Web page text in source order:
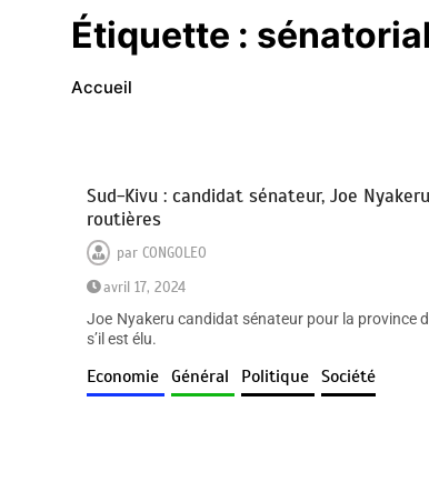
Étiquette :
Accueil
Sud-Kivu : candidat sénateur, Joe
routières
parCONGOLEO
avril 17, 2024
Joe Nyakeru candidat sénateur pour la province
s’il est élu.
Economie Général Politique Société